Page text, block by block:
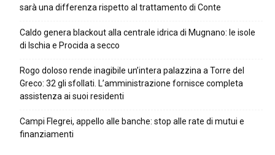
sarà una differenza rispetto al trattamento di Conte
Caldo genera blackout alla centrale idrica di Mugnano: le isole
di Ischia e Procida a secco
Rogo doloso rende inagibile un’intera palazzina a Torre del
Greco: 32 gli sfollati. L’amministrazione fornisce completa
assistenza ai suoi residenti
Campi Flegrei, appello alle banche: stop alle rate di mutui e
finanziamenti